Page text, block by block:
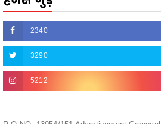
3290
5212
R.O.NO. 13954/151 Advertisement Carousel